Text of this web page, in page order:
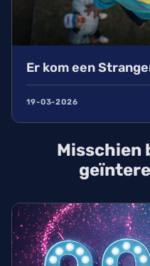
Er kom een
19-03-2026
Misschien